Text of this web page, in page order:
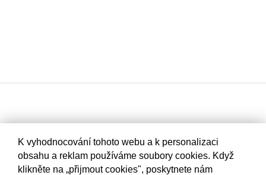
K vyhodnocování tohoto webu a k personalizaci
obsahu a reklam používáme soubory cookies. Když
klikněte na „přijmout cookies", poskytnete nám